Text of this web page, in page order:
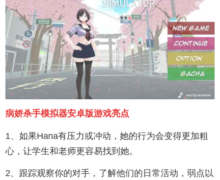
病娇杀手模拟器安卓版游戏亮点
1、如果Hana有压力或冲动，她的行为会变得更加粗
心，让学生和老师更容易找到她。
2、跟踪观察你的对手，了解他们的日常活动，弱点以